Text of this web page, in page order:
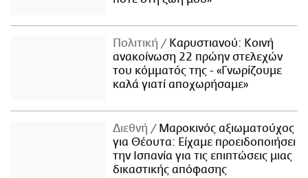
Πολιτική
Καρυστιανού: Κοινή
ανακοίνωση 22 πρώην στελεχών
του κόμματός της - «Γνωρίζουμε
καλά γιατί αποχωρήσαμε»
Διεθνή
Μαροκινός αξιωματούχος
για Θέουτα: Είχαμε προειδοποιήσει
την Ισπανία για τις επιπτώσεις μιας
δικαστικής απόφασης